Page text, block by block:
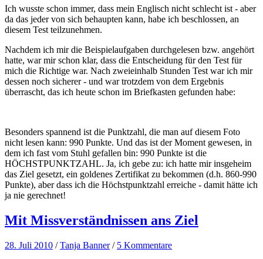
Ich wusste schon immer, dass mein Englisch nicht schlecht ist - aber
da das jeder von sich behaupten kann, habe ich beschlossen, an
diesem Test teilzunehmen.
Nachdem ich mir die Beispielaufgaben durchgelesen bzw. angehört
hatte, war mir schon klar, dass die Entscheidung für den Test für
mich die Richtige war. Nach zweieinhalb Stunden Test war ich mir
dessen noch sicherer - und war trotzdem von dem Ergebnis
überrascht, das ich heute schon im Briefkasten gefunden habe:
Besonders spannend ist die Punktzahl, die man auf diesem Foto
nicht lesen kann: 990 Punkte. Und das ist der Moment gewesen, in
dem ich fast vom Stuhl gefallen bin: 990 Punkte ist die
HÖCHSTPUNKTZAHL. Ja, ich gebe zu: ich hatte mir insgeheim
das Ziel gesetzt, ein goldenes Zertifikat zu bekommen (d.h. 860-990
Punkte), aber dass ich die Höchstpunktzahl erreiche - damit hätte ich
ja nie gerechnet!
Mit Missverständnissen ans Ziel
28. Juli 2010 /Tanja Banner / 5 Kommentare